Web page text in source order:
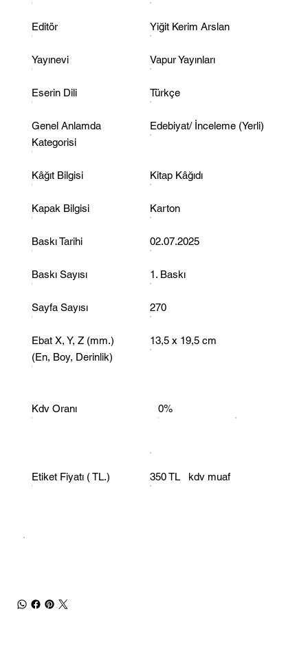
Editör Yiğit Kerim Arslan
Yayınevi Vapur Yayınları
Eserin Dili Türkçe
Genel Anlamda
Kategorisi
Edebiyat/ İnceleme (Yerli)
Kâğıt Bilgisi Kitap Kâğıdı
Kapak Bilgisi Karton
Baskı Tarihi 02.07.2025
Baskı Sayısı 1. Baskı
Sayfa Sayısı 270
Ebat X, Y, Z (mm.)
(En, Boy, Derinlik)
13,5 x 19,5 cm
Kdv Oranı 0%
Etiket Fiyatı ( TL.) 350 TL kdv muaf